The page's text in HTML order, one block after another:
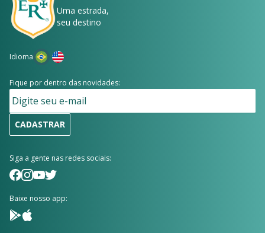
Uma estrada,
seu destino
Idioma
Fique por dentro das novidades:
CADASTRAR
Siga a gente nas redes sociais:
Baixe nosso app: